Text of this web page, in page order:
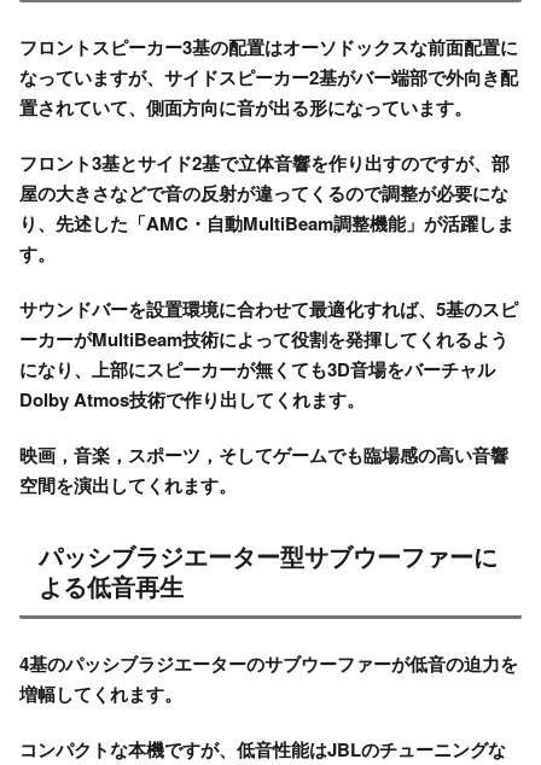
フロントスピーカー3基の配置はオーソドックスな前面配置に
なっていますが、 サイドスピーカー2基がバー端部で外向き配
置されていて、側面方向に音が出る形になっています。
フロント3基とサイド2基で立体音響を作り出すのですが、部
屋の大きさなどで音の反射が違ってくるので調整が必要にな
り、先述した 「AMC・自動MultiBeam調整機能」 が活躍しま
す。
サウンドバーを設置環境に合わせて最適化すれば、5基のスピ
ーカーがMultiBeam技術によって役割を発揮してくれるよう
になり、上部にスピーカーが無くても3D音場をバーチャル
Dolby Atmos技術で作り出してくれます。
映画，音楽，スポーツ，そしてゲームでも臨場感の高い音響
空間を演出してくれます。
パッシブラジエーター型サブウーファーに
よる低音再生
4基のパッシブラジエーターのサブウーファーが低音の迫力を
増幅してくれます。
コンパクトな本機ですが、低音性能はJBLのチューニングな